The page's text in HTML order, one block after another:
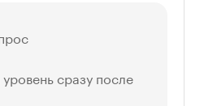
сразу после